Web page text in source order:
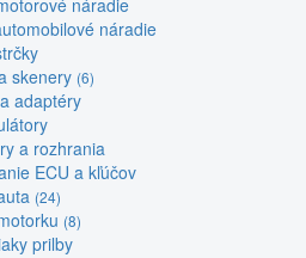
náradie
skenery (6)
adaptéry
a rozhrania
ECU a kľúčov
(24)
(8)
prilby